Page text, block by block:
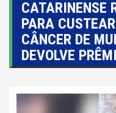
CATARINENSE
PARA
CÂNCER DE
DEVOLVE